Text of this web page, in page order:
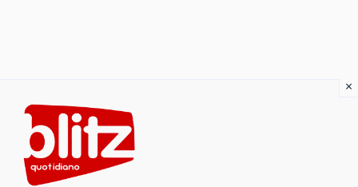
content
×